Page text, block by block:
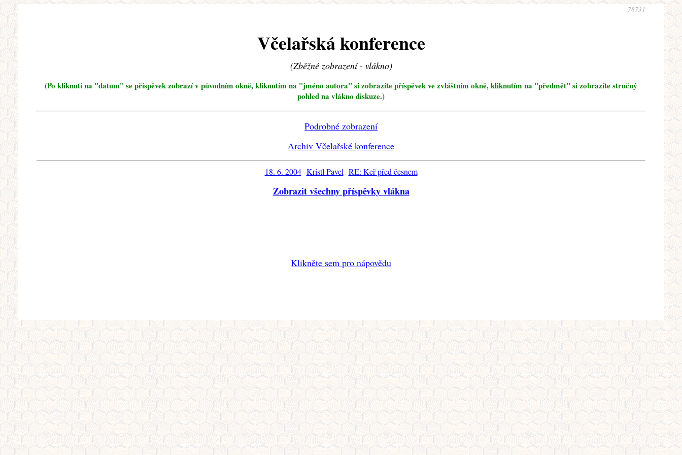
78731
Včelařská konference
(Zběžné zobrazení - vlákno)
(Po kliknutí na "datum" se příspěvek zobrazí v původním okně, kliknutím na "jméno autora" si zobrazíte příspěvek ve zvláštním okně, kliknutím na "předmět" si zobrazíte stručný
pohled na vlákno diskuze.)
Podrobné zobrazení
Archiv Včelařské konference
18. 6. 2004 Kristl Pavel RE: Keř před česnem
Zobrazit všechny příspěvky vlákna
Klikněte sem pro nápovědu